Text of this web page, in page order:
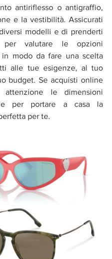
antiriflesso o antigraffio,
e la vestibilità. Assicurati
modelli e di prenderti
valutare le opzioni
in modo da fare una scelta
alle tue esigenze, al tuo
budget. Se acquisti online
le dimensioni
per portare a casa la
per te.